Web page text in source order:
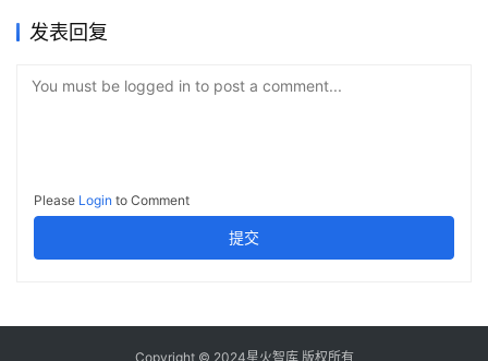
发表回复
You must be logged in to post a comment...
Please Login to Comment
提交
Copyright © 2024星火智库 版权所有